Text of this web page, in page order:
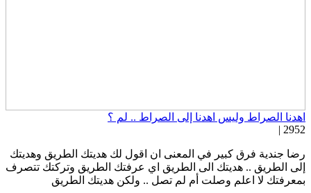
الصراط وليس اهدنا إلى الصراط .. لم ؟
جندية فرق كبير في المعنى ان اقول لك هديتك الطريق وهديتك
الطريق .. هديتك الى الطريق اي عرفتك الطريق وتركتك تتصرف
لا اعلم وصلت أم لم تصل .. ولكن هديتك الطريق